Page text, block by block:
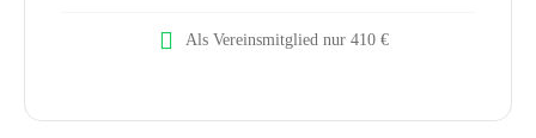
Als Vereinsmitglied nur 410 €